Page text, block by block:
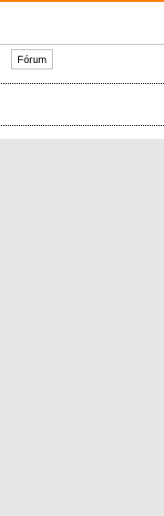
Fórum